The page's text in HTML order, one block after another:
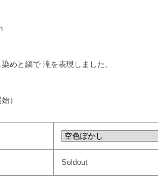
めと縞で 滝を表現しました。
）
Soldout